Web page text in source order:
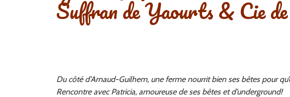
Suffran de Yaourts & Cie
Du côté d’Arnaud-Guilhem, une ferme nourrit bien ses bêtes pour
Rencontre avec Patricia, amoureuse de ses bêtes et d’underground!